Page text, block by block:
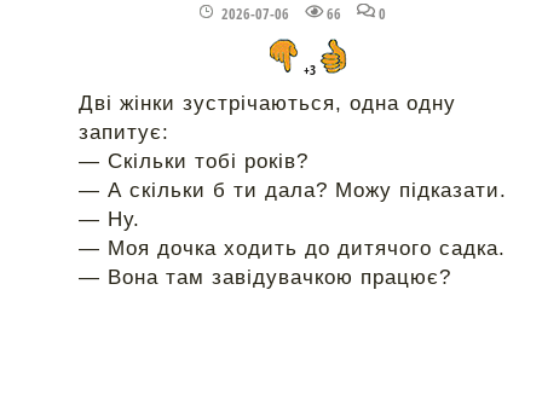
2026-07-06 66 0
+3
Дві жінки зустрічаються, одна одну
запитує:
— Скільки тобі років?
— А скільки б ти дала? Можу підказати.
— Ну.
— Моя дочка ходить до дитячого садка.
— Вона там завідувачкою працює?